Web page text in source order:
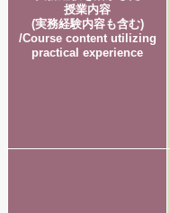
授業内容
(実務経験内容も含む)
/Course content utilizing
practical experience